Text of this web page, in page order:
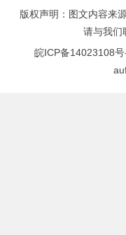
版权声明：图文内容来
请与我们
皖ICP备14023108号